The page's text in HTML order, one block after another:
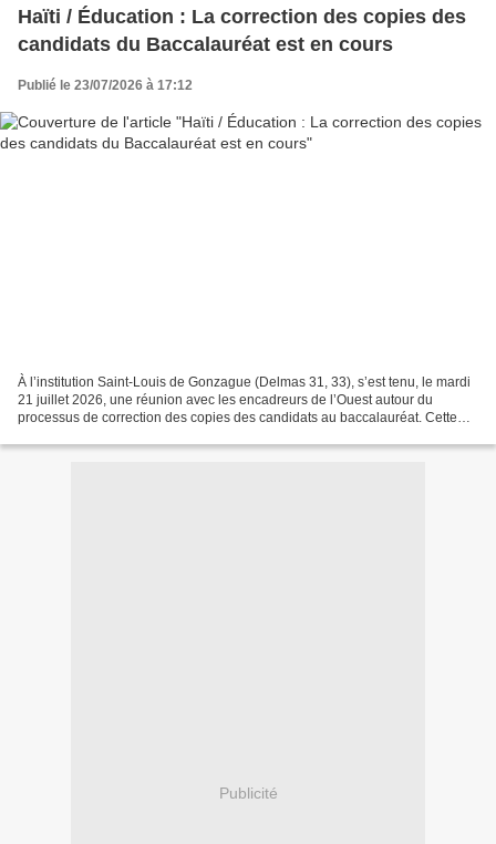
Haïti / Éducation : La correction des copies des
candidats du Baccalauréat est en cours
Publié le 23/07/2026 à 17:12
À l’institution Saint-Louis de Gonzague (Delmas 31, 33), s’est tenu, le mardi
21 juillet 2026, une réunion avec les encadreurs de l’Ouest autour du
processus de correction des copies des candidats au baccalauréat. Cette
Publicité